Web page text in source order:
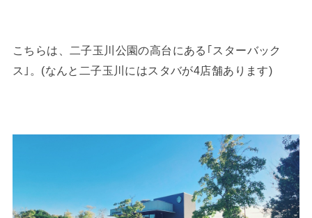
こちらは、二子玉川公園の高台にある｢スターバック
ス｣。(なんと二子玉川にはスタバが4店舗あります)